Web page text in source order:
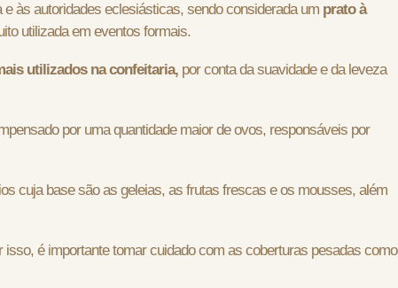
às autoridades eclesiásticas, sendo considerada um prato à
utilizada em eventos formais.
utilizados na confeitaria, por conta da suavidade e da leveza
por uma quantidade maior de ovos, responsáveis por
cuja base são as geleias, as frutas frescas e os mousses, além
isso, é importante tomar cuidado com as coberturas pesadas como